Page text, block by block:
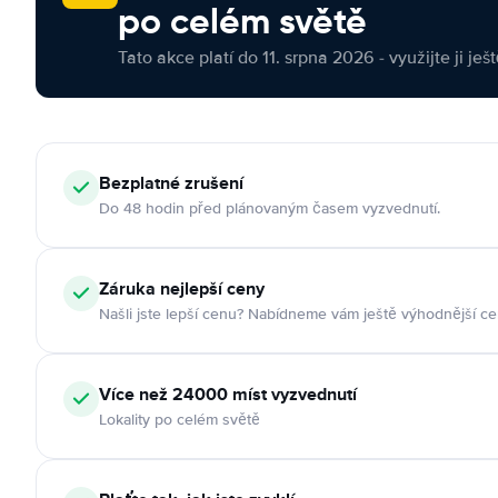
po celém světě
Tato akce platí do 11. srpna 2026 - využijte ji
Bezplatné zrušení
Do 48 hodin před plánovaným časem vyzvednutí.
Záruka nejlepší ceny
Našli jste lepší cenu? Nabídneme vám ještě výhodnější
Více než 24000 míst vyzvednutí
Lokality po celém světě